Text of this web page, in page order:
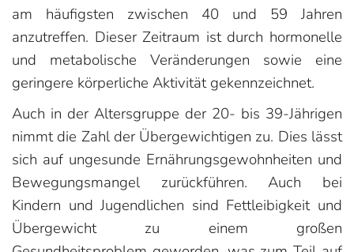
am häufigsten zwischen 40 und 59 Jahren
anzutreffen. Dieser Zeitraum ist durch hormonelle
und metabolische Veränderungen sowie eine
geringere körperliche Aktivität gekennzeichnet.
Auch in der Altersgruppe der 20- bis 39-Jährigen
nimmt die Zahl der Übergewichtigen zu. Dies lässt
sich auf ungesunde Ernährungsgewohnheiten und
Bewegungsmangel zurückführen. Auch bei
Kindern und Jugendlichen sind Fettleibigkeit und
Übergewicht zu einem großen